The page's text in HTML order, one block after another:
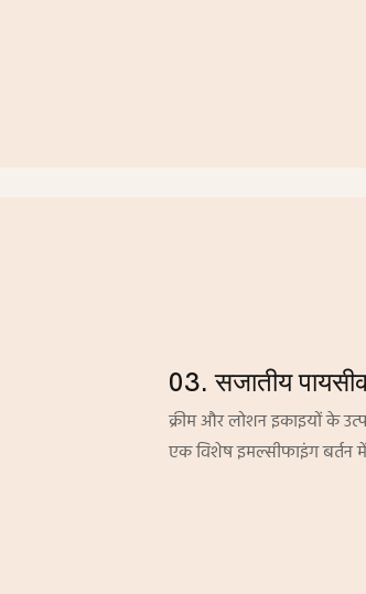
03. सजातीय
क्रीम और लोशन इकाइयों के
एक विशेष इमल्सीफाइंग बर्तन